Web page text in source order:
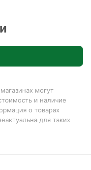
могут
и наличие
о товарах
для таких